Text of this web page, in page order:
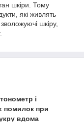
шкіри. Тому
які живлять
шкіру,
і
помилок при
вдома